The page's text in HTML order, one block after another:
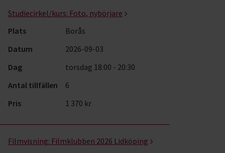
Studiecirkel/kurs: Foto, nybörjare
Plats
Borås
Datum
2026-09-03
Dag
torsdag 18:00 - 20:30
Antal tillfällen
6
Pris
1 370 kr
Filmvisning: Filmklubben 2026 Lidköping